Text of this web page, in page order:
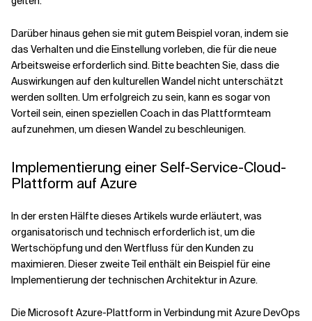
Darüber hinaus gehen sie mit gutem Beispiel voran, indem sie
das Verhalten und die Einstellung vorleben, die für die neue
Arbeitsweise erforderlich sind. Bitte beachten Sie, dass die
Auswirkungen auf den kulturellen Wandel nicht unterschätzt
werden sollten. Um erfolgreich zu sein, kann es sogar von
Vorteil sein, einen speziellen Coach in das Plattformteam
aufzunehmen, um diesen Wandel zu beschleunigen.
Implementierung einer Self-Service-Cloud-
Plattform auf Azure
In der ersten Hälfte dieses Artikels wurde erläutert, was
organisatorisch und technisch erforderlich ist, um die
Wertschöpfung und den Wertfluss für den Kunden zu
maximieren. Dieser zweite Teil enthält ein Beispiel für eine
Implementierung der technischen Architektur in Azure.
Die Microsoft Azure-Plattform in Verbindung mit Azure DevOps